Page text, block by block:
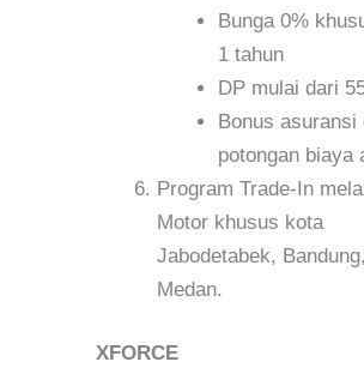
Bunga 0%
1 tahun
DP mulai dari
Bonus asuransi
potongan biaya
Program Trade-In
Motor khusus kota
Jabodetabek,
Medan.
XFORCE